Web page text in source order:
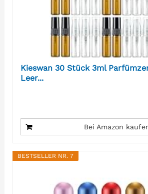
Kieswan 30 Stück 3ml
Leer...
Bei Amazon
BESTSELLER NR. 7